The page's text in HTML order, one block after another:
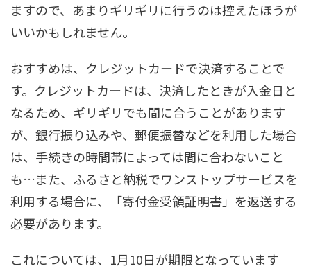
ますので、あまりギリギリに行うのは控えたほうが
いいかもしれません。
おすすめは、クレジットカードで決済することで
す。クレジットカードは、決済したときが入金日と
なるため、ギリギリでも間に合うことがあります
が、銀行振り込みや、郵便振替などを利用した場合
は、手続きの時間帯によっては間に合わないこと
も…また、ふるさと納税でワンストップサービスを
利用する場合に、「寄付金受領証明書」を返送する
必要があります。
これについては、1月10日が期限となっています